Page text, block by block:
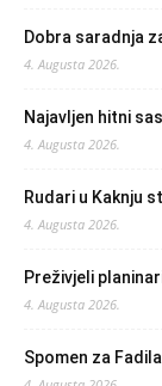
Dobra saradnja
4. Augusta 2026.
Najavljen hitni
4. Augusta 2026.
Rudari u Kaknju
4. Augusta 2026.
Preživjeli
4. Augusta 2026.
Spomen za